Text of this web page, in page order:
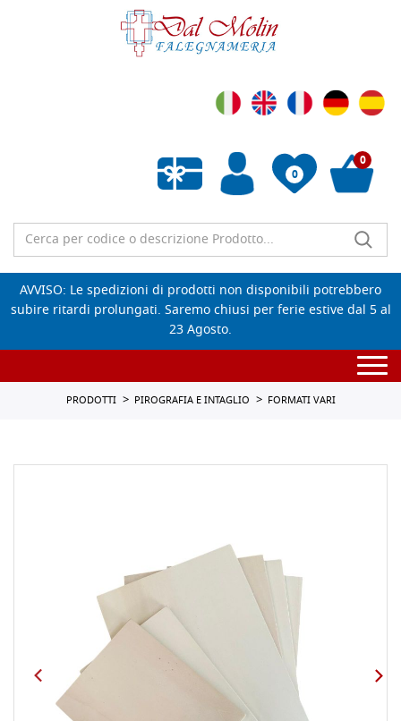
0
Wishlist vuota
0
AVVISO: Le spedizioni di prodotti non disponibili potrebbero
subire ritardi prolungati. Saremo chiusi per ferie estive dal 5 al
23 Agosto.
PRODOTTI PIROGRAFIA E INTAGLIO FORMATI VARI